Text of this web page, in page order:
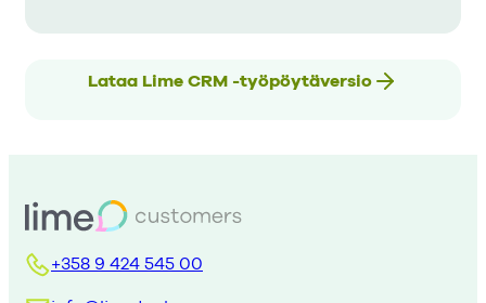
Lataa Lime CRM -työpöytäversio
+358 9 424 545 00